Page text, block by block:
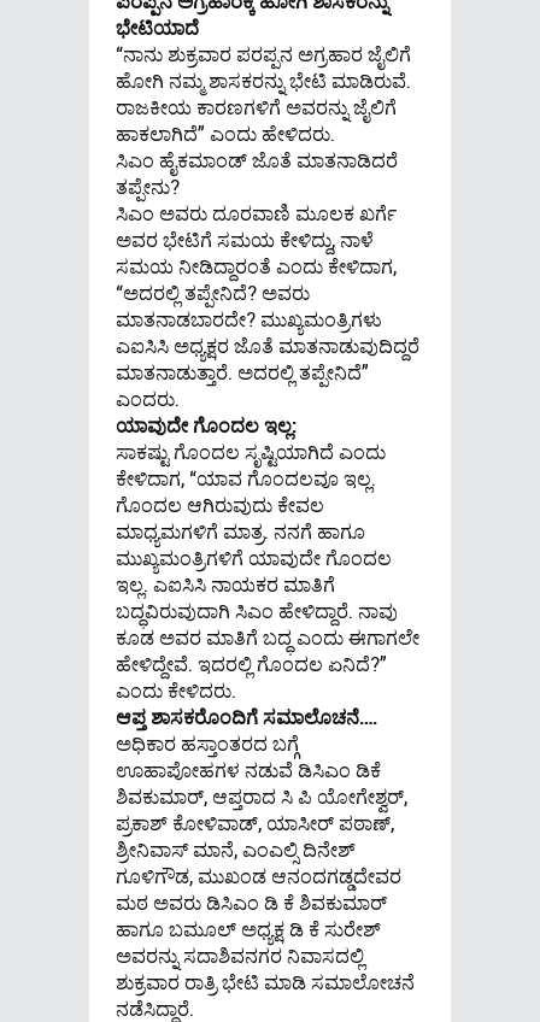
ಭೇಟಿಯಾದೆ
“ನಾನು ಶುಕ್ರವಾರ ಪರಪ್ಪನ ಅಗ್ರಹಾರ ಜೈಲಿಗೆ
ಹೋಗಿ ನಮ್ಮ ಶಾಸಕರನ್ನು ಭೇಟಿ ಮಾಡಿರುವೆ.
ರಾಜಕೀಯ ಕಾರಣಗಳಿಗೆ ಅವರನ್ನು ಜೈಲಿಗೆ
ಹಾಕಲಾಗಿದೆ” ಎಂದು ಹೇಳಿದರು.
ಸಿಎಂ ಹೈಕಮಾಂಡ್ ಜೊತೆ ಮಾತನಾಡಿದರೆ
ತಪ್ಪೇನು?
ಸಿಎಂ ಅವರು ದೂರವಾಣಿ ಮೂಲಕ ಖರ್ಗೆ
ಅವರ ಭೇಟಿಗೆ ಸಮಯ ಕೇಳಿದ್ದು, ನಾಳೆ
ಸಮಯ ನೀಡಿದ್ದಾರಂತೆ ಎಂದು ಕೇಳಿದಾಗ,
“ಅದರಲ್ಲಿ ತಪ್ಪೇನಿದೆ? ಅವರು
ಮಾತನಾಡಬಾರದೇ? ಮುಖ್ಯಮಂತ್ರಿಗಳು
ಎಐಸಿಸಿ ಅಧ್ಯಕ್ಷರ ಜೊತೆ ಮಾತನಾಡುವುದಿದ್ದರೆ
ಮಾತನಾಡುತ್ತಾರೆ. ಅದರಲ್ಲಿ ತಪ್ಪೇನಿದೆ”
ಎಂದರು.
ಯಾವುದೇ ಗೊಂದಲ ಇಲ್ಲ:
ಸಾಕಷ್ಟು ಗೊಂದಲ ಸೃಷ್ಟಿಯಾಗಿದೆ ಎಂದು
ಕೇಳಿದಾಗ, “ಯಾವ ಗೊಂದಲವೂ ಇಲ್ಲ.
ಗೊಂದಲ ಆಗಿರುವುದು ಕೇವಲ
ಮಾಧ್ಯಮಗಳಿಗೆ ಮಾತ್ರ. ನನಗೆ ಹಾಗೂ
ಮುಖ್ಯಮಂತ್ರಿಗಳಿಗೆ ಯಾವುದೇ ಗೊಂದಲ
ಇಲ್ಲ. ಎಐಸಿಸಿ ನಾಯಕರ ಮಾತಿಗೆ
ಬದ್ಧವಿರುವುದಾಗಿ ಸಿಎಂ ಹೇಳಿದ್ದಾರೆ. ನಾವು
ಕೂಡ ಅವರ ಮಾತಿಗೆ ಬದ್ಧ ಎಂದು ಈಗಾಗಲೇ
ಹೇಳಿದ್ದೇವೆ. ಇದರಲ್ಲಿ ಗೊಂದಲ ಏನಿದೆ?”
ಎಂದು ಕೇಳಿದರು.
ಆಪ್ತ ಶಾಸಕರೊಂದಿಗೆ ಸಮಾಲೊಚನೆ….
ಅಧಿಕಾರ ಹಸ್ತಾಂತರದ ಬಗ್ಗೆ
ಊಹಾಪೋಹಗಳ ನಡುವೆ ಡಿಸಿಎಂ ಡಿಕೆ
ಶಿವಕುಮಾರ್, ಆಪ್ತರಾದ ಸಿ ಪಿ ಯೋಗೇಶ್ವರ್,
ಪ್ರಕಾಶ್ ಕೋಳಿವಾಡ್, ಯಾಸೀರ್ ಪಠಾಣ್,
ಶ್ರೀನಿವಾಸ್ ಮಾನೆ, ಎಂಎಲ್ಸಿ ದಿನೇಶ್
ಗೂಳಿಗೌಡ, ಮುಖಂಡ ಆನಂದಗಡ್ಡದೇವರ
ಮಠ ಅವರು ಡಿಸಿಎಂ ಡಿ ಕೆ ಶಿವಕುಮಾರ್
ಹಾಗೂ ಬಮೂಲ್ ಅಧ್ಯಕ್ಷ ಡಿ ಕೆ ಸುರೇಶ್
ಅವರನ್ನು ಸದಾಶಿವನಗರ ನಿವಾಸದಲ್ಲಿ
ಶುಕ್ರವಾರ ರಾತ್ರಿ ಭೇಟಿ ಮಾಡಿ ಸಮಾಲೋಚನೆ
ನಡೆಸಿದ್ದಾರೆ.